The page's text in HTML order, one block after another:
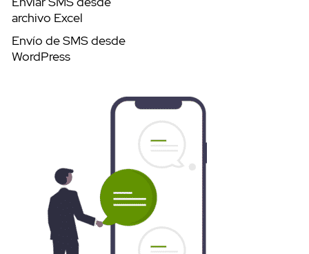
archivo Excel
Envío de SMS desde
WordPress